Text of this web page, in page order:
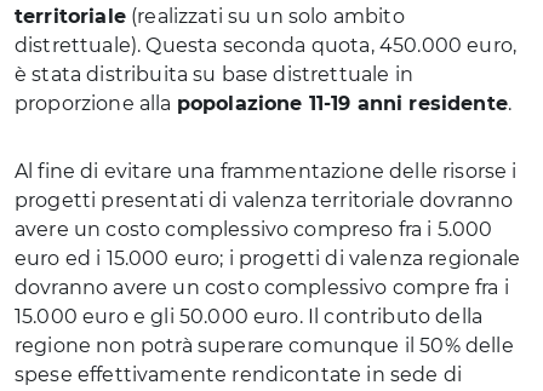
territoriale(realizzati su un solo ambito
distrettuale). Questa seconda quota, 450.000 euro,
è stata distribuita su base distrettuale in
proporzione alla popolazione 11-19 anni residente.
Al fine di evitare una frammentazione delle risorse i
progetti presentati di valenza territoriale dovranno
avere un costo complessivo compreso fra i 5.000
euro ed i 15.000 euro; i progetti di valenza regionale
dovranno avere un costo complessivo compre fra i
15.000 euro e gli 50.000 euro. Il contributo della
regione non potrà superare comunque il 50% delle
spese effettivamente rendicontate in sede di